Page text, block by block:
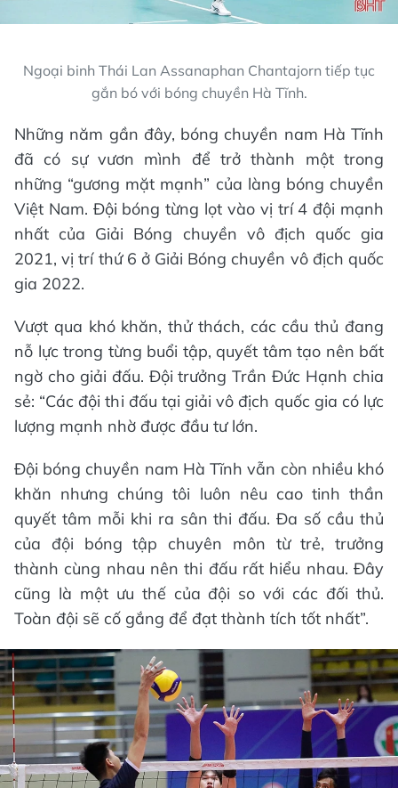
Ngoại binh Thái Lan Assanaphan Chantajorn tiếp tục
gắn bó với bóng chuyền Hà Tĩnh.
Những năm gần đây, bóng chuyền nam Hà Tĩnh
đã có sự vươn mình để trở thành một trong
những “gương mặt mạnh” của làng bóng chuyền
Việt Nam. Đội bóng từng lọt vào vị trí 4 đội mạnh
nhất của Giải Bóng chuyền vô địch quốc gia
2021, vị trí thứ 6 ở Giải Bóng chuyền vô địch quốc
gia 2022.
Vượt qua khó khăn, thử thách, các cầu thủ đang
nỗ lực trong từng buổi tập, quyết tâm tạo nên bất
ngờ cho giải đấu. Đội trưởng Trần Đức Hạnh chia
sẻ: “Các đội thi đấu tại giải vô địch quốc gia có lực
lượng mạnh nhờ được đầu tư lớn.
Đội bóng chuyền nam Hà Tĩnh vẫn còn nhiều khó
khăn nhưng chúng tôi luôn nêu cao tinh thần
quyết tâm mỗi khi ra sân thi đấu. Đa số cầu thủ
của đội bóng tập chuyên môn từ trẻ, trưởng
thành cùng nhau nên thi đấu rất hiểu nhau. Đây
cũng là một ưu thế của đội so với các đối thủ.
Toàn đội sẽ cố gắng để đạt thành tích tốt nhất”.